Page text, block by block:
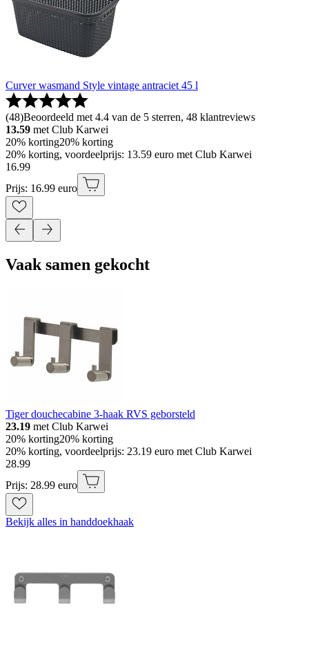
Curver wasmand Style vintage antraciet 45 l
(48)Beoordeeld met 4.4 van de 5 sterren, 48 klantreviews
13.59 met Club Karwei
20% korting20% korting
20% korting, voordeelprijs: 13.59 euro met Club Karwei
16.99
Prijs: 16.99 euro
Vaak samen gekocht
Tiger douchecabine 3-haak RVS geborsteld
23.19 met Club Karwei
20% korting20% korting
20% korting, voordeelprijs: 23.19 euro met Club Karwei
28.99
Prijs: 28.99 euro
Bekijk alles in handdoekhaak